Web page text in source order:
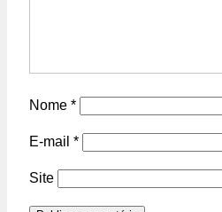
Nome *
E-mail *
Site